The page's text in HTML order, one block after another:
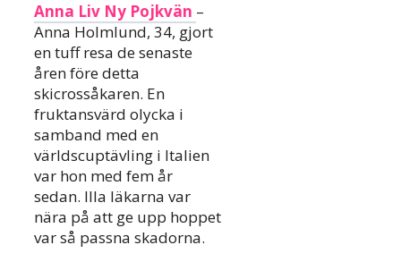
Anna Liv Ny Pojkvän –
Anna Holmlund, 34, gjort
en tuff resa de senaste
åren före detta
skicrossåkaren. En
fruktansvärd olycka i
samband med en
världscuptävling i Italien
var hon med fem år
sedan. Illa läkarna var
nära på att ge upp hoppet
var så passna skadorna.